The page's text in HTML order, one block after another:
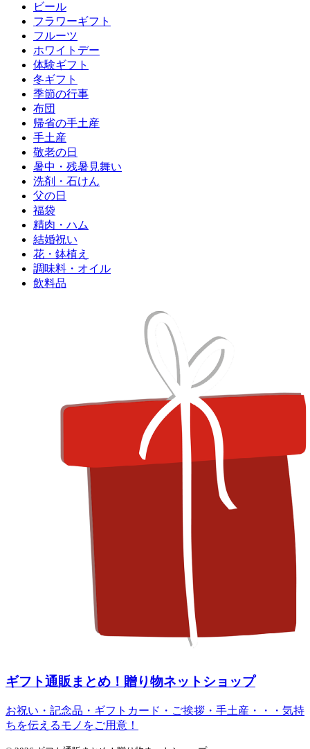
ビール
フラワーギフト
フルーツ
ホワイトデー
体験ギフト
冬ギフト
季節の行事
布団
帰省の手土産
手土産
敬老の日
暑中・残暑見舞い
洗剤・石けん
父の日
福袋
精肉・ハム
結婚祝い
花・鉢植え
調味料・オイル
飲料品
ギフト通販まとめ！贈り物ネットショップ
お祝い・記念品・ギフトカード・ご挨拶・手土産・・・気持
ちを伝えるモノをご用意！